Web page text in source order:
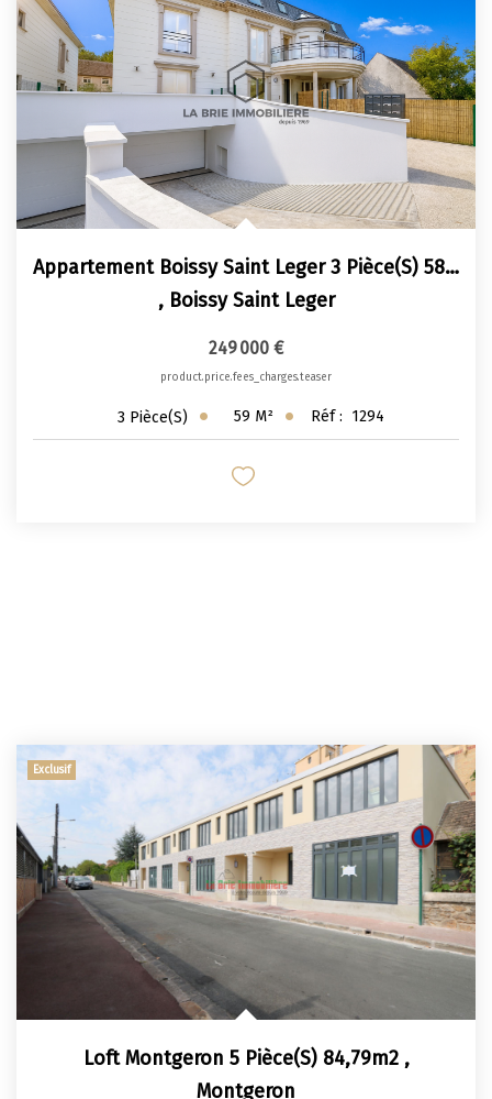
Appartement Boissy Saint Leger 3 Pièce(s) 58,78 M²
, Boissy Saint Leger
249 000 €
product.price.fees_charges.teaser
3 Pièce(s) 59 M² Réf : 1294
Exclusif
Loft Montgeron 5 Pièce(s) 84,79m2 ,
Montgeron